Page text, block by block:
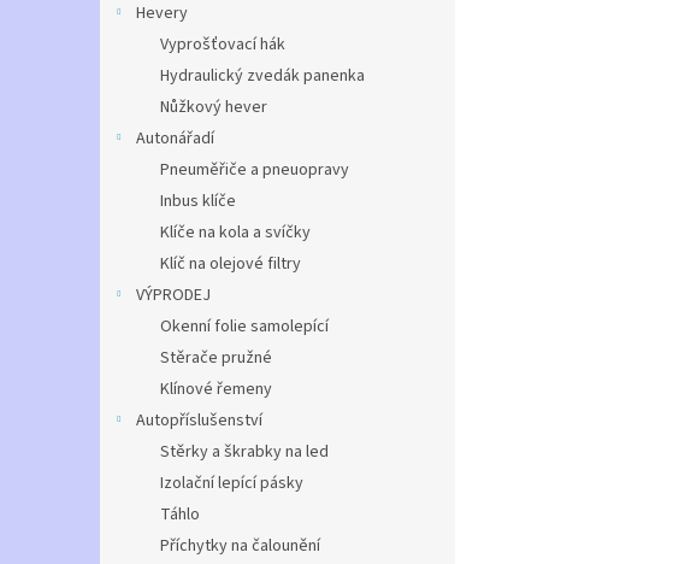
Hevery
Vyprošťovací hák
Hydraulický zvedák panenka
Nůžkový hever
Autonářadí
Pneuměřiče a pneuopravy
Inbus klíče
Klíče na kola a svíčky
Klíč na olejové filtry
VÝPRODEJ
Okenní folie samolepící
Stěrače pružné
Klínové řemeny
Autopříslušenství
Stěrky a škrabky na led
Izolační lepící pásky
Táhlo
Příchytky na čalounění